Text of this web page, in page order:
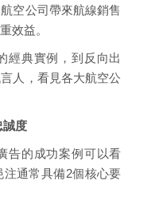
空公司帶來航線銷售
效益。
經典實例，到反向出
人，看見各大航空公
誠度
告的成功案例可以看
通常具備2個核心要